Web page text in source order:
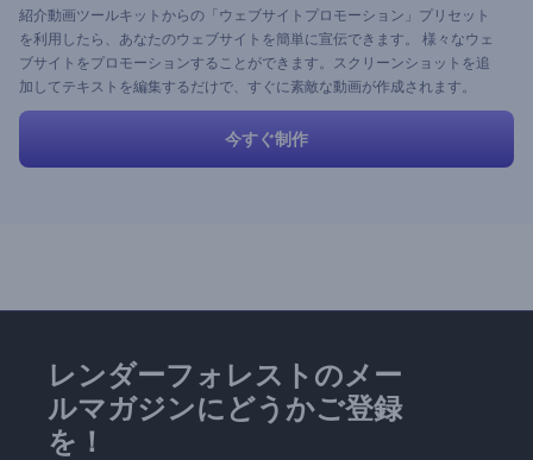
紹介動画ツールキットからの「ウェブサイトプロモーション」プリセット
を利用したら、あなたのウェブサイトを簡単に宣伝できます。 様々なウェ
ブサイトをプロモーションすることができます。スクリーンショットを追
加してテキストを編集するだけで、すぐに素敵な動画が作成されます。
今すぐ制作
レンダーフォレストのメー
ルマガジンにどうかご登録
を！